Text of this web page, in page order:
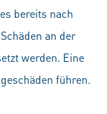
bereits nach
an der
werden. Eine
führen.